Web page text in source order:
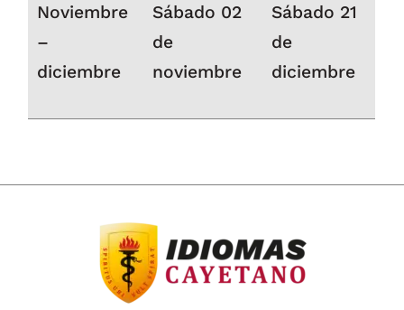
Noviembre
–
diciembre
Sábado 02
de
noviembre
Sábado 21
de
diciembre